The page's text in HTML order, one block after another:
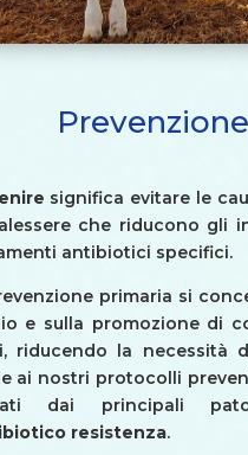
significa evitare le
che riducono gli
antibiotici specifici.
primaria si
e sulla promozione di
riducendo la necessità
ai nostri protocolli
dai principali
resistenza.